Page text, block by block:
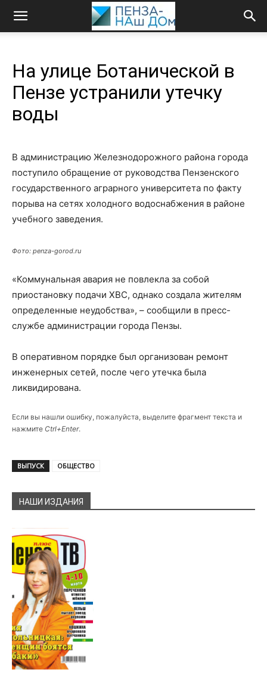
На улице Ботанической в
Пензе устранили утечку
воды
В администрацию Железнодорожного района города
поступило обращение от руководства Пензенского
государственного аграрного университета по факту
порыва на сетях холодного водоснабжения в районе
учебного заведения.
Фото: penza-gorod.ru
«Коммунальная авария не повлекла за собой
приостановку подачи ХВС, однако создала жителям
определенные неудобства», – сообщили в пресс-
службе администрации города Пензы.
В оперативном порядке был организован ремонт
инженерных сетей, после чего утечка была
ликвидирована.
Если вы нашли ошибку, пожалуйста, выделите фрагмент текста и
нажмите Ctrl+Enter.
ВЫПУСК ОБЩЕСТВО
НАШИ ИЗДАНИЯ